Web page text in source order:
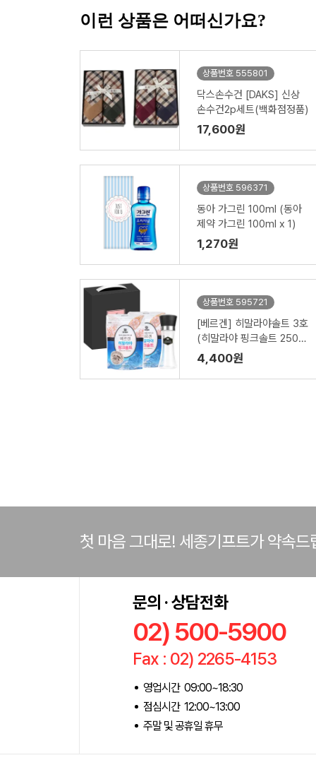
이런 상품은 어떠신가요?
상품번호 555801
닥스손수건 [DAKS] 신상
손수건2p세트(백화점정품)
17,600원
상품번호 596371
동아 가그린 100ml (동아
제약 가그린 100ml x 1)
1,270원
상품번호 595721
[베르겐] 히말라야솔트 3호
(히말라야 핑크솔트 250g
x2, 그라인더 180ml x 1)
4,400원
첫 마음 그대로! 세종기프트가 약속드
문의 · 상담전화
02) 500-5900
Fax : 02) 2265-4153
영업시간 09:00~18:30
점심시간 12:00~13:00
주말 및 공휴일 휴무